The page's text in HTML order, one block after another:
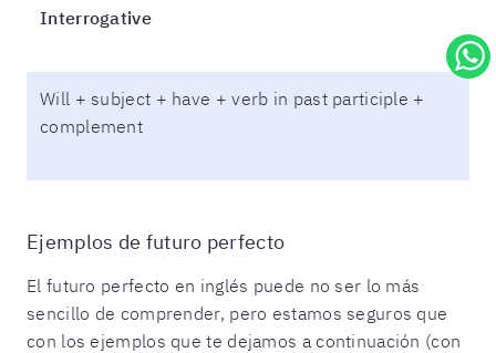
Interrogative
Will + subject + have + verb in past participle +
complement
Ejemplos de futuro perfecto
El futuro perfecto en inglés puede no ser lo más
sencillo de comprender, pero estamos seguros que
con los ejemplos que te dejamos a continuación (con